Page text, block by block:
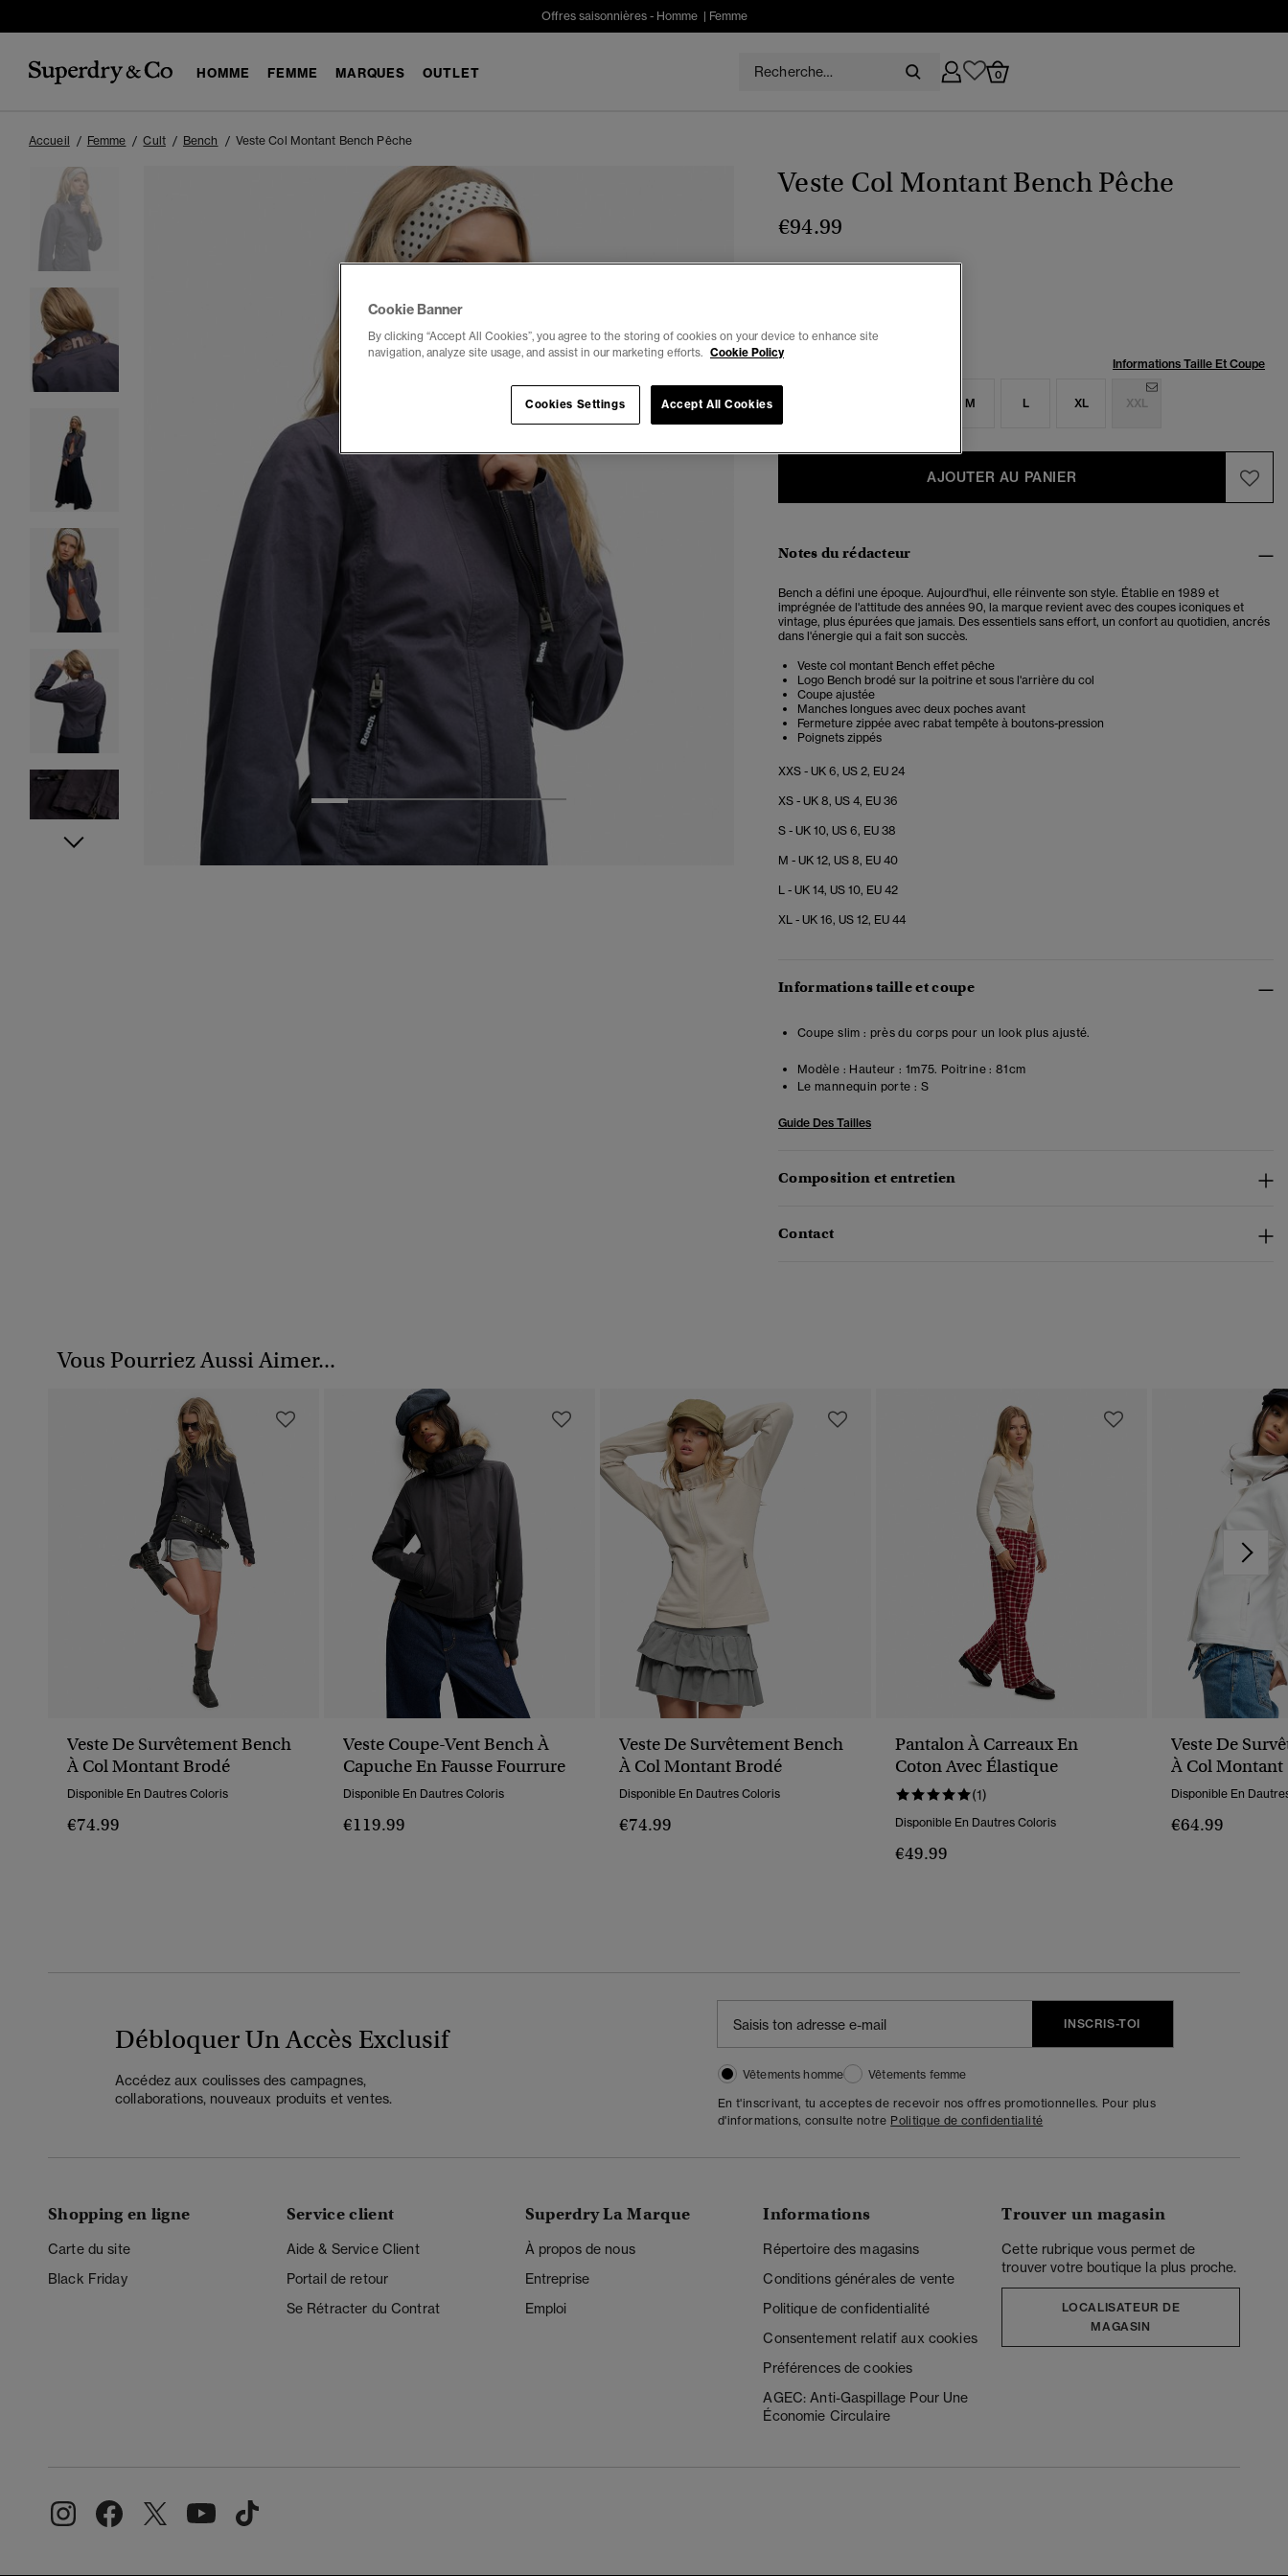
Offres saisonnières - Homme| Femme
HOMME FEMME MARQUES OUTLET 0
Accueil Femme Cult Bench Veste Col Montant Bench Pêche
7
Veste Col Montant Bench Pêche
€94.99
Couleur :Anthracite/ Dune
Choisis Taille: Informations Taille Et Coupe
M L XL XXL
AJOUTER AU PANIER
Notes du rédacteur
Bench a défini une époque. Aujourd'hui, elle réinvente son style. Établie en 1989 et
imprégnée de l'attitude des années 90, la marque revient avec des coupes iconiques et
vintage, plus épurées que jamais. Des essentiels sans effort, un confort au quotidien, ancrés
dans l'énergie qui a fait son succès.
Veste col montant Bench effet pêche
Logo Bench brodé sur la poitrine et sous l'arrière du col
Coupe ajustée
Manches longues avec deux poches avant
Fermeture zippée avec rabat tempête à boutons-pression
Poignets zippés
XXS - UK 6, US 2, EU 24
XS - UK 8, US 4, EU 36
S - UK 10, US 6, EU 38
M - UK 12, US 8, EU 40
L - UK 14, US 10, EU 42
XL - UK 16, US 12, EU 44
Informations taille et coupe
Coupe slim : près du corps pour un look plus ajusté.
Modèle : Hauteur : 1m75. Poitrine : 81cm
Le mannequin porte : S
Guide Des Tailles
Composition et entretien
Contact
Vous Pourriez Aussi Aimer...
Veste De Survêtement Bench
À Col Montant Brodé
Disponible En Dautres Coloris
€74.99
Veste Coupe-Vent Bench À
Capuche En Fausse Fourrure
Disponible En Dautres Coloris
€119.99
Veste De Survêtement Bench
À Col Montant Brodé
Disponible En Dautres Coloris
€74.99
Pantalon À Carreaux En
Coton Avec Élastique
(1)
Disponible En Dautres Coloris
€49.99
Veste De
À Col Montant
Disponible En
€64.99
Débloquer Un Accès Exclusif
Accédez aux coulisses des campagnes,
collaborations, nouveaux produits et ventes.
INSCRIS-TOI
Vêtements homme
Vêtements femme
En t'inscrivant, tu acceptes de recevoir nos offres promotionnelles. Pour plus
d'informations, consulte notre Politique de confidentialité
Shopping en ligne
Carte du site
Black Friday
Service client
Aide & Service Client
Portail de retour
Se Rétracter du Contrat
Superdry La Marque
À propos de nous
Entreprise
Emploi
Informations
Répertoire des magasins
Conditions générales de vente
Politique de confidentialité
Consentement relatif aux cookies
Préférences de cookies
AGEC: Anti-Gaspillage Pour Une
Économie Circulaire
Trouver un magasin
Cette rubrique vous permet de
trouver votre boutique la plus proche.
LOCALISATEUR DE
MAGASIN
Cookie Banner
By clicking “Accept All Cookies”, you agree to the storing of cookies on your device to enhance site
navigation, analyze site usage, and assist in our marketing efforts. Cookie Policy
Cookies Settings Accept All Cookies